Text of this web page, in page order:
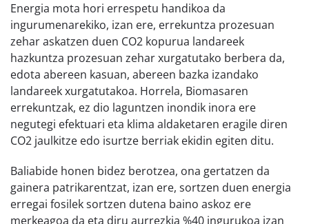
Energia mota hori errespetu handikoa da
ingurumenarekiko, izan ere, errekuntza prozesuan
zehar askatzen duen CO2 kopurua landareek
hazkuntza prozesuan zehar xurgatutako berbera da,
edota abereen kasuan, abereen bazka izandako
landareek xurgatutakoa. Horrela, Biomasaren
errekuntzak, ez dio laguntzen inondik inora ere
negutegi efektuari eta klima aldaketaren eragile diren
CO2 jaulkitze edo isurtze berriak ekidin egiten ditu.
Baliabide honen bidez berotzea, ona gertatzen da
gainera patrikarentzat, izan ere, sortzen duen energia
erregai fosilek sortzen dutena baino askoz ere
merkeagoa da eta diru aurrezkia %40 ingurukoa izan